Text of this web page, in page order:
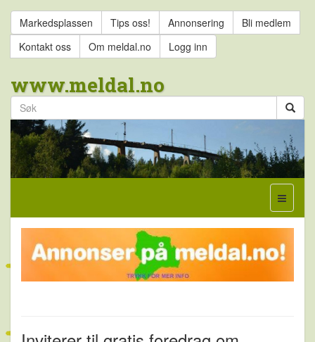
Markedsplassen Tips oss! Annonsering
Bli medlem
Kontakt oss
Om meldal.no Logg inn
www.meldal.no